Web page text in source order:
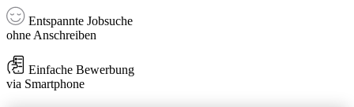
Entspannte Jobsuche
ohne Anschreiben
Einfache Bewerbung
via Smartphone